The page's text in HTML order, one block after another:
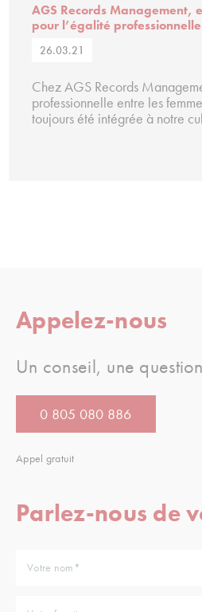
AGS Records Management,
pour l’égalité professionnelle
26.03.21
Chez AGS Records
professionnelle entre les
toujours été intégrée à notre
Appelez-nous
Un conseil, une
0 805 080 886
Appel gratuit
Parlez-nous de